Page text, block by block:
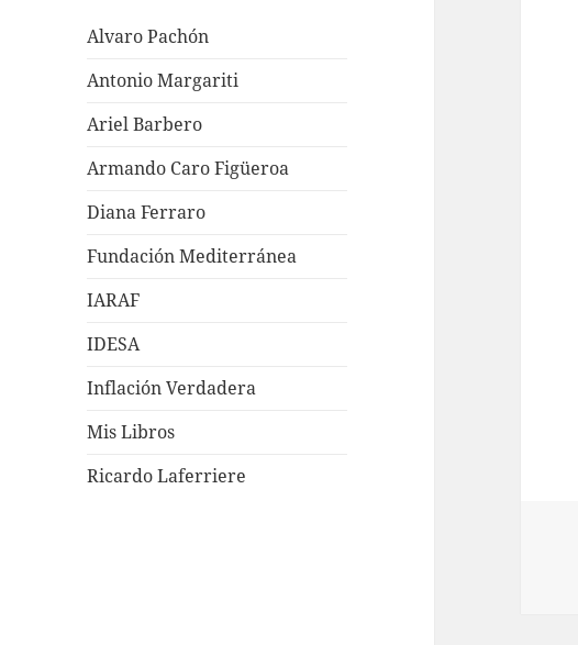
Alvaro Pachón
Antonio Margariti
Ariel Barbero
Armando Caro Figüeroa
Diana Ferraro
Fundación Mediterránea
IARAF
IDESA
Inflación Verdadera
Mis Libros
Ricardo Laferriere